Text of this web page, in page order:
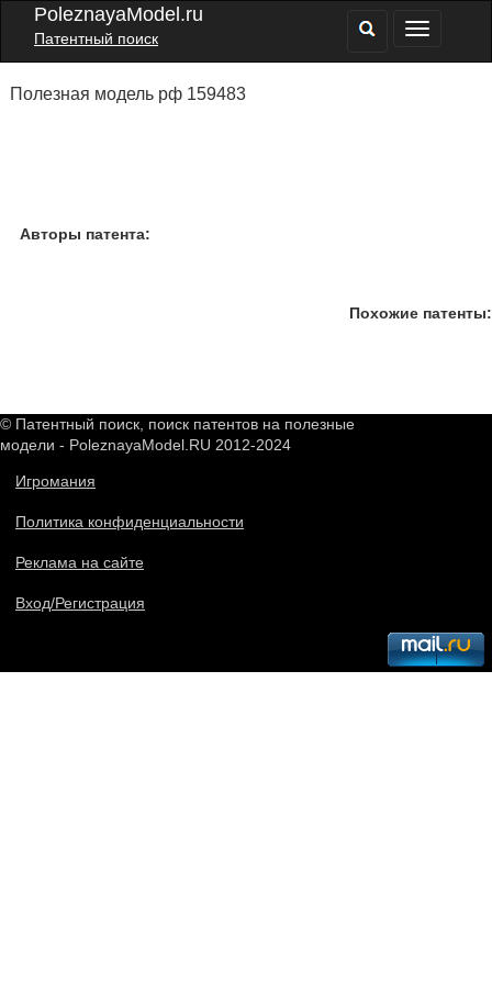
PoleznayaModel.ru
Патентный поиск
Полезная модель рф 159483
Авторы патента:
Похожие патенты:
© Патентный поиск, поиск патентов на полезные
модели - PoleznayaModel.RU 2012-2024
Игромания
Политика конфиденциальности
Реклама на сайте
Вход/Регистрация